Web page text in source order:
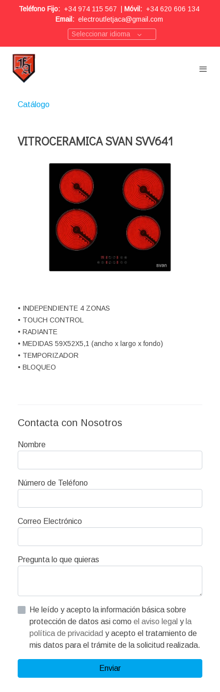
Teléfono Fijo: +34 974 115 567 Móvil: +34 620 606 134
Email: electroutletjaca@gmail.com
Seleccionar idioma
Catálogo
VITROCERAMICA SVAN SVV641
• INDEPENDIENTE 4 ZONAS
• TOUCH CONTROL
• RADIANTE
• MEDIDAS 59X52X5,1 (ancho x largo x fondo)
• TEMPORIZADOR
• BLOQUEO
Contacta con Nosotros
Nombre
Número de Teléfono
Correo Electrónico
Pregunta lo que quieras
He leído y acepto la información básica sobre
protección de datos asi como el aviso legal y la
política de privacidad y acepto el tratamiento de
mis datos para el trámite de la solicitud realizada.
Enviar